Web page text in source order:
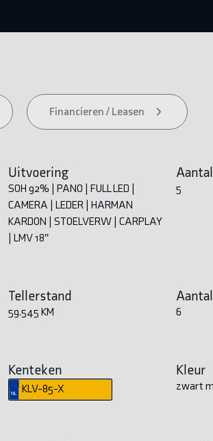
Financieren / Leasen
Uitvoering
SOH 92% | PANO | FULL LED |
CAMERA | LEDER | HARMAN
KARDON | STOELVERW | CARPLAY
| LMV 18''
5
Tellerstand
59.545 KM 6
Kenteken
KLV-85-X
Kleur
zwart